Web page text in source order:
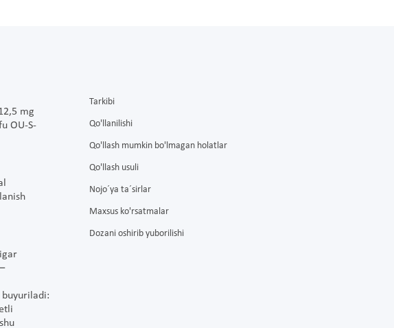
mg
OU-S-
Tarkibi
Qo'llanilishi
Qo'llash mumkin bo'lmagan holatlar
Qo'llash usuli
Nojo´ya ta´sirlar
Maxsus ko'rsatmalar
Dozani oshirib yuborilishi